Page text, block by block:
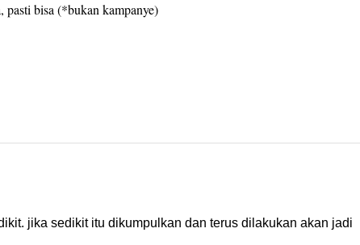
pasti bisa (*bukan kampanye)
jika sedikit itu dikumpulkan dan terus dilakukan akan jadi